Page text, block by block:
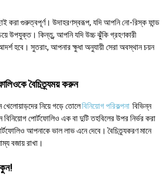
করা গুরুত্বপূর্ণ। উদাহরণস্বরূপ, যদি আপনি নো-রিস্ক ফান্ড
উপযুক্ত। কিন্তু, আপনি যদি উচ্চ ঝুঁকি গ্রহণকারী
হবে। সুতরাং, আপনার ক্ষুধা অনুযায়ী সেরা অবস্থান চয়ন
বৈচিত্র্যময় করুন
খেলোয়াড়দের নিয়ে গড়ে তোলেবিনিয়োগ পরিকল্পনা বিভিন্ন
বিনিয়োগ পোর্টফোলিও এক বা দুটি তহবিলের উপর নির্ভর করা
আপনাকে ভাল লাভ এনে দেবে। বৈচিত্র্যকরণ মানে
বজায় রাখা।